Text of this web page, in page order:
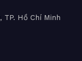
TP. Hồ Chí Minh